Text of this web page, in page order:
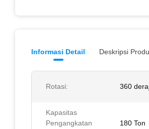
Informasi Detail Deskripsi
Rotasi: 360
Kapasitas
Pengangkatan
180 Ton